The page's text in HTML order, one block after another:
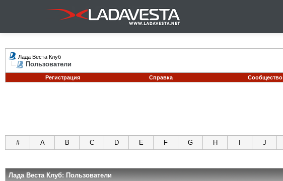
Лада Веста Клуб
Пользователи
Регистрация
Справка Сообщество
# A B C D E F G H J
Лада Веста Клуб: Пользователи